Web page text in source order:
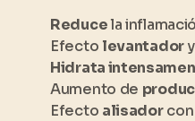
Reducela
Efecto levantador
Hidrata
Aumento de
Efecto alisadorcon